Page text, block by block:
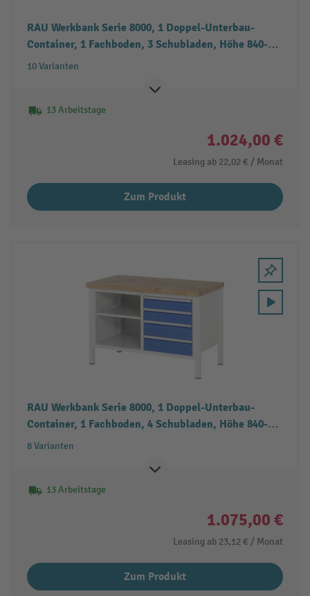
RAU Werkbank Serie 8000, 1 Doppel-Unterbau-
Container, 1 Fachboden, 3 Schubladen, Höhe 840-
1.040 mm
10 Varianten
13 Arbeitstage
1.024,00 €
Leasing ab 22,02 € / Monat
Zum Produkt
RAU Werkbank Serie 8000, 1 Doppel-Unterbau-
Container, 1 Fachboden, 4 Schubladen, Höhe 840-
1.040 mm
8 Varianten
13 Arbeitstage
1.075,00 €
Leasing ab 23,12 € / Monat
Zum Produkt